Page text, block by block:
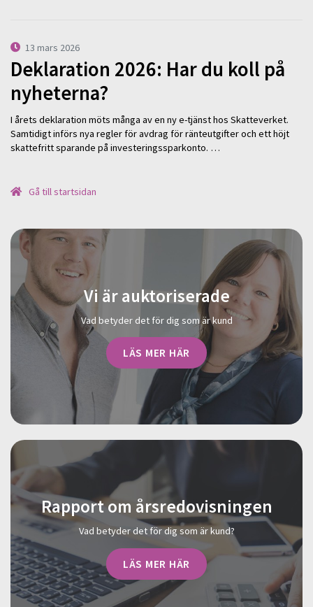
13 mars 2026
Deklaration 2026: Har du koll på
nyheterna?
I årets deklaration möts många av en ny e-tjänst hos Skatteverket.
Samtidigt införs nya regler för avdrag för ränteutgifter och ett höjt
skattefritt sparande på investeringssparkonto. …
Gå till startsidan
Vi är auktoriserade
Vad betyder det för dig som är kund
LÄS MER HÄR
Rapport om årsredovisningen
Vad betyder det för dig som är kund?
LÄS MER HÄR